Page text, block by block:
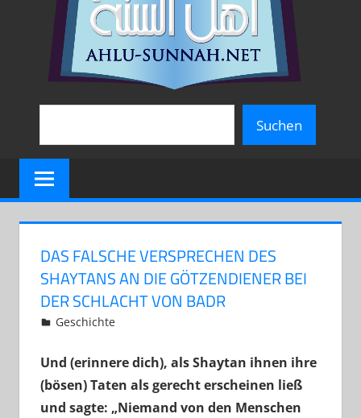
Suchen
DAS FALSCHE VERSPRECHEN DES
SHAYTANS AN DIE GÖTZENDIENER BEI
DER SCHLACHT VON BADR
30. Januar 2023
Abu Yakin Al-Athari
Geschichte
Und (erinnere dich), als Shaytan ihnen ihre
(bösen) Taten als gerecht erscheinen ließ
und sagte: „Niemand von den Menschen